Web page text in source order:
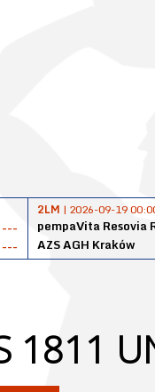
---
---
2LM | 2026-09-19
pempaVita Resovia
AZS AGH Kraków
1811